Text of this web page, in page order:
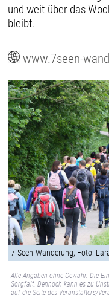
und weit über das
bleibt.
www.7seen-
7-Seen-Wanderung, Foto:
Alle Angaben ohne Gewähr. Die
Sorgfalt. Dennoch kann es zu
auf die Seite des Veranstalters/